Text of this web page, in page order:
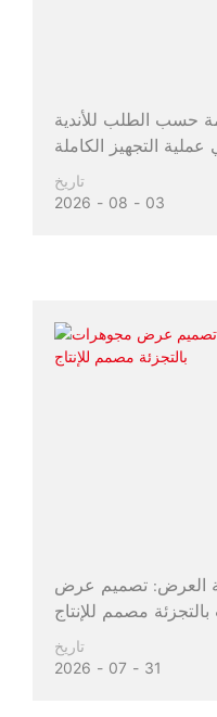
حسب الطلب للأندية
التجهيز الكاملة
تاريخ
2026
08 03
العرض: تصميم عرض
مصمم للإنتاج
تاريخ
2026
07 31